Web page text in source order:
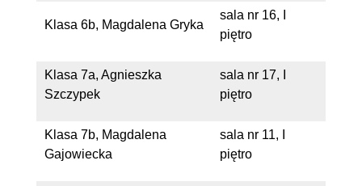
Klasa 6b, Magdalena Gryka
sala nr 16, I
piętro
Klasa 7a, Agnieszka
Szczypek
sala nr 17, I
piętro
Klasa 7b, Magdalena
Gajowiecka
sala nr 11, I
piętro